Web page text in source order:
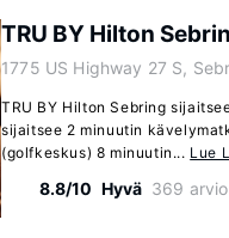
TRU BY Hilton
1775 US Highway 27 S,
TRU BY Hilton Sebring
sijaitsee 2 minuutin
(golfkeskus) 8 minuutin... Lue
8.8/10 Hyvä 369